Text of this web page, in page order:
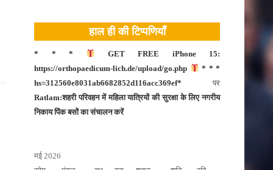
नीमच
दतिया
नरसिंहपुर
मंदसौर
हाल ही की टिप्पणियाँ
* * *
GET FREE iPhone 15:
https://orthopaedicum-lich.de/upload/go.php
* * *
hs=312560e8031ab6682852d116acc369ef* पर
Ratlam:शहरी परिवहन में महिला यात्रियों की सुरक्षा के लिए नगरीय
निकाय पिंक बसों का संचालन करें
मई 2026